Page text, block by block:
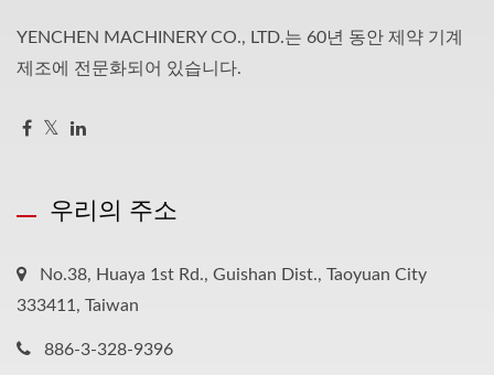
YENCHEN MACHINERY CO., LTD.는 60년 동안 제약 기계
제조에 전문화되어 있습니다.
우리의 주소
No.38, Huaya 1st Rd., Guishan Dist., Taoyuan City
333411, Taiwan
886-3-328-9396